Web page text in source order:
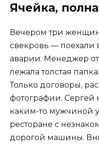
Ячейка,
Вечером три
свекровь — поехали
аварии. Менеджер
лежала толстая
Только договоры,
фотографии. Сергей
каким-то мужчиной
ресторане с
дорогой машины.